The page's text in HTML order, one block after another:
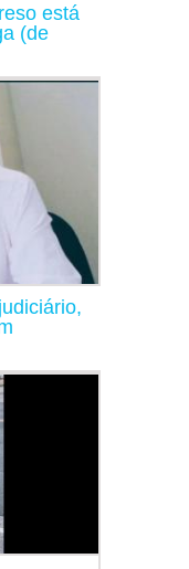
está
(de